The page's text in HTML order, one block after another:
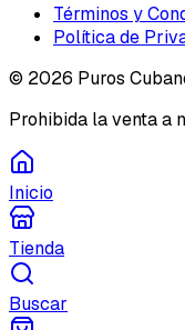
Términos y
Política de
© 2026 Puros
Prohibida la venta a
Inicio
Tienda
Buscar